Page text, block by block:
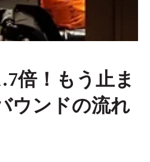
倍！もう止ま
ウンドの流れ